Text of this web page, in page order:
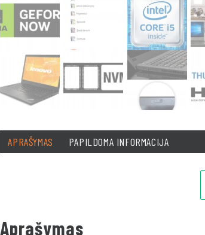
APRAŠYMAS PAPILDOMA INFORMACIJA
Aprašymas